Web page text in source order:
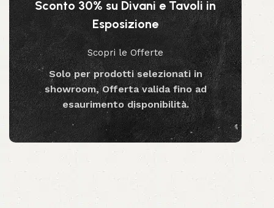
Sconto 30% su Divani e Tavoli in
Esposizione
Scopri le Offerte
Solo per prodotti selezionati in
showroom, Offerta valida fino ad
esaurimento disponibilità.